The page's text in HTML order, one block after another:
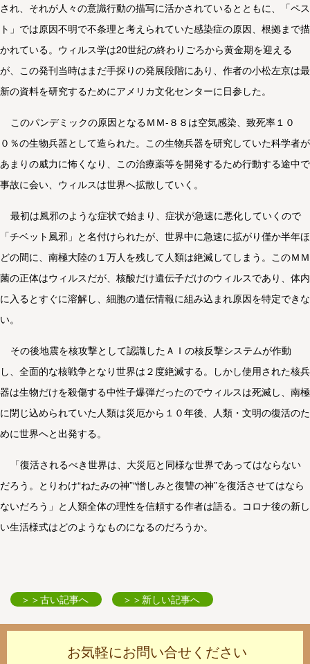
され、それが人々の意識行動の描写に活かされているとともに、「ペス
ト」では原因不明で不条理と考えられていた感染症の原因、根拠まで描
かれている。ウィルス学は20世紀の終わりごろから黄金期を迎える
が、この発刊当時はまだ手探りの発展段階にあり、作者の小松左京は最
新の資料を研究するためにアメリカ文化センターに日参した。
このパンデミックの原因となるＭＭ-８８は空気感染、致死率１０
０％の生物兵器として造られた。この生物兵器を研究していた科学者が
あまりの威力に怖くなり、この治療薬等を開発するため行動する途中で
事故に会い、ウィルスは世界へ拡散していく。
最初は風邪のような症状で始まり、症状が急速に悪化していくので
「チベット風邪」と名付けられたが、世界中に急速に拡がり僅か半年ほ
どの間に、南極大陸の１万人を残して人類は絶滅してしまう。このＭＭ
菌の正体はウィルスだが、核酸だけ遺伝子だけのウィルスであり、体内
に入るとすぐに溶解し、細胞の遺伝情報に組み込まれ原因を特定できな
い。
その後地震を核攻撃として認識したＡＩの核反撃システムが作動
し、全面的な核戦争となり世界は２度絶滅する。しかし使用された核兵
器は生物だけを殺傷する中性子爆弾だったのでウィルスは死滅し、南極
に閉じ込められていた人類は災厄から１０年後、人類・文明の復活のた
めに世界へと出発する。
「復活されるべき世界は、大災厄と同様な世界であってはならない
だろう。とりわけ“ねたみの神”“憎しみと復讐の神”を復活させてはなら
ないだろう」と人類全体の理性を信頼する作者は語る。コロナ後の新し
い生活様式はどのようなものになるのだろうか。
＞＞古い記事へ ＞＞新しい記事へ
お気軽にお問い合せください